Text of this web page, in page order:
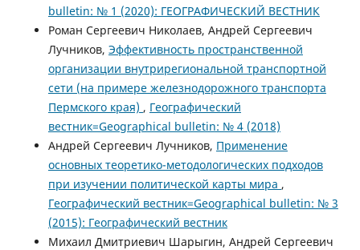
bulletin: № 1 (2020): ГЕОГРАФИЧЕСКИЙ ВЕСТНИК
Роман Сергеевич Николаев, Андрей Сергеевич
Лучников, Эффективность пространственной
организации внутрирегиональной транспортной
сети (на примере железнодорожного транспорта
Пермского края) , Географический
вестник=Geographical bulletin: № 4 (2018)
Андрей Сергеевич Лучников, Применение
основных теоретико-методологических подходов
при изучении политической карты мира ,
Географический вестник=Geographical bulletin: № 3
(2015): Географический вестник
Михаил Дмитриевич Шарыгин, Андрей Сергеевич